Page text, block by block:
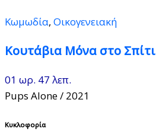
Κωμωδία, Οικογενειακή
Κουτάβια Μόνα στο Σπίτι
01 ωρ. 47 λεπ.
Pups Alone/ 2021
Κυκλοφορία